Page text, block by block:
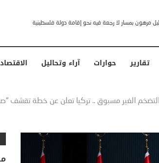
وجهها له الرئيس الأمريكي
تقارير حوارات آراء وتحاليل
الغير مسبوق .. تركيا تعلن عن خطة تقشف